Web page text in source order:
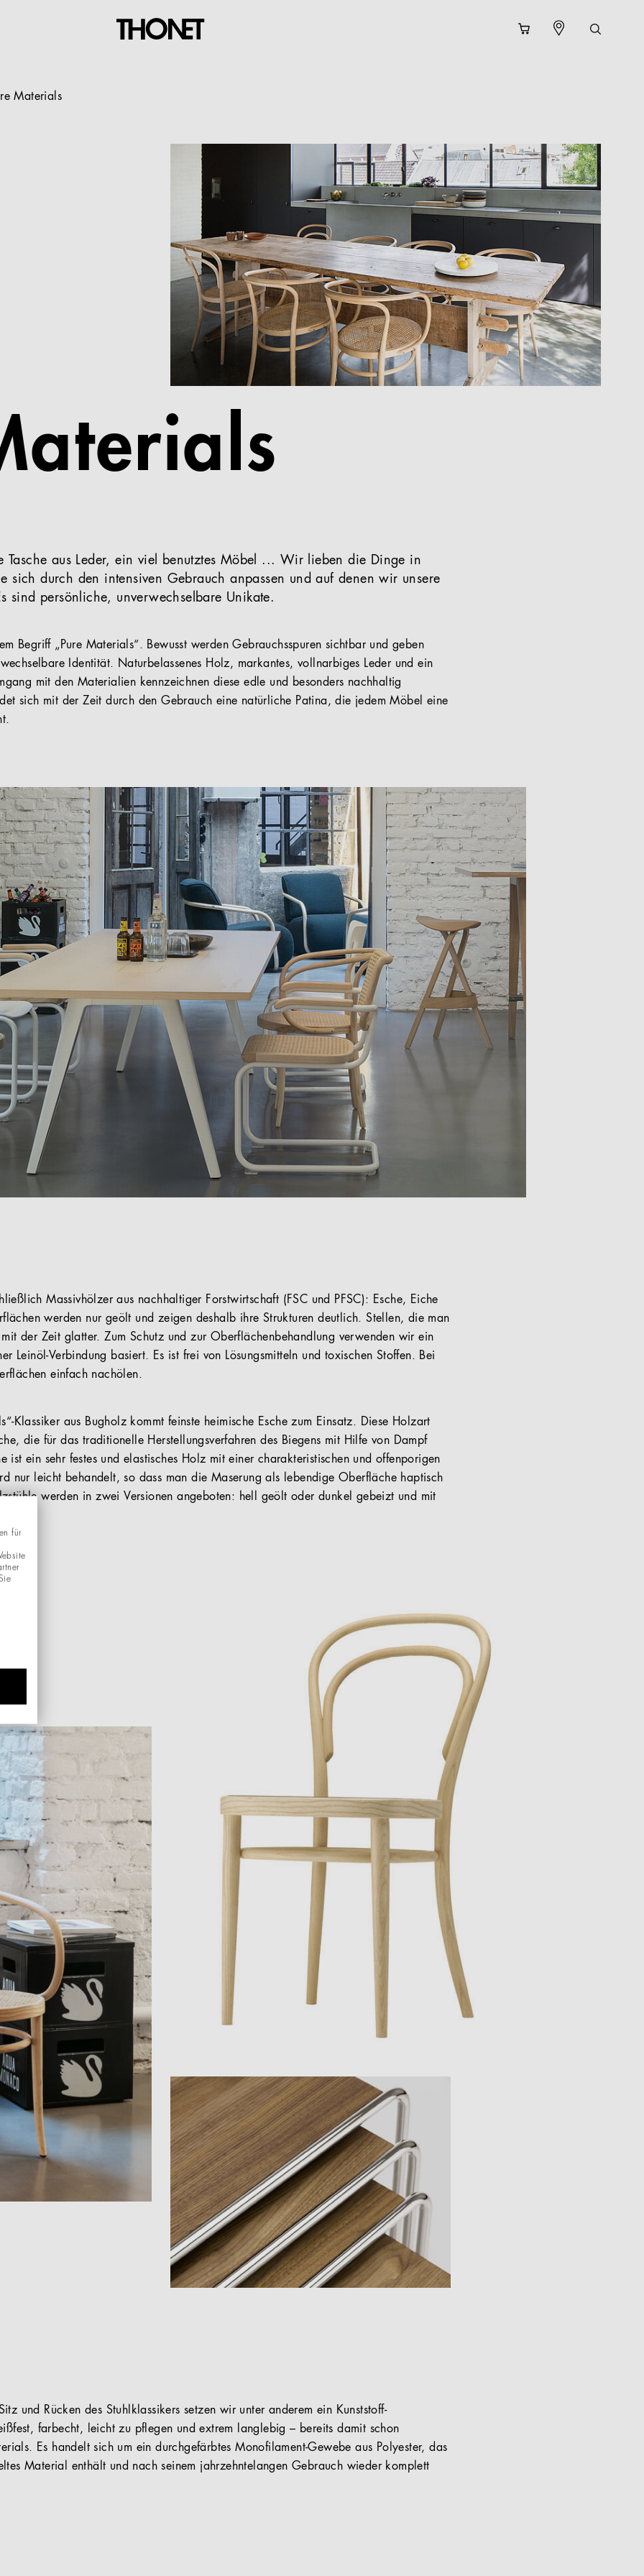
Materials
Tasche aus Leder, ein viel benutztes Möbel ... Wir lieben die Dinge in
sich durch den intensiven Gebrauch anpassen und auf denen wir unsere
sind persönliche, unverwechselbare Unikate.
Begriff „Pure Materials“. Bewusst werden Gebrauchsspuren sichtbar und geben
Identität. Naturbelassenes Holz, markantes, vollnarbiges Leder und ein
mit den Materialien kennzeichnen diese edle und besonders nachhaltig
sich mit der Zeit durch den Gebrauch eine natürliche Patina, die jedem Möbel eine
Massivhölzer aus nachhaltiger Forstwirtschaft (FSC und PFSC): Esche, Eiche
werden nur geölt und zeigen deshalb ihre Strukturen deutlich. Stellen, die man
der Zeit glatter. Zum Schutz und zur Oberflächenbehandlung verwenden wir ein
Leinöl-Verbindung basiert. Es ist frei von Lösungsmitteln und toxischen Stoffen. Bei
einfach nachölen.
Klassiker aus Bugholz kommt feinste heimische Esche zum Einsatz. Diese Holzart
die für das traditionelle Herstellungsverfahren des Biegens mit Hilfe von Dampf
ist ein sehr festes und elastisches Holz mit einer charakteristischen und offenporigen
nur leicht behandelt, so dass man die Maserung als lebendige Oberfläche haptisch
werden in zwei Versionen angeboten: hell geölt oder dunkel gebeizt und mit
und Rücken des Stuhlklassikers setzen wir unter anderem ein Kunststoff-
farbecht, leicht zu pflegen und extrem langlebig – bereits damit schon
Es handelt sich um ein durchgefärbtes Monofilament-Gewebe aus Polyester, das
Material enthält und nach seinem jahrzehntelangen Gebrauch wieder komplett
für